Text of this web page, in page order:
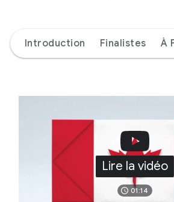
Introduction Finalistes À
Lire la vidéo
01:14